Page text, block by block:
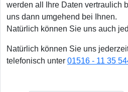
werden all Ihre Daten vertraulich
uns dann umgehend bei Ihnen.
Natürlich können Sie uns auch
Natürlich können Sie uns
telefonisch unter 01516 - 11 35